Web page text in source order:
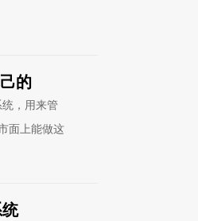
的
，用来管
面上能做这